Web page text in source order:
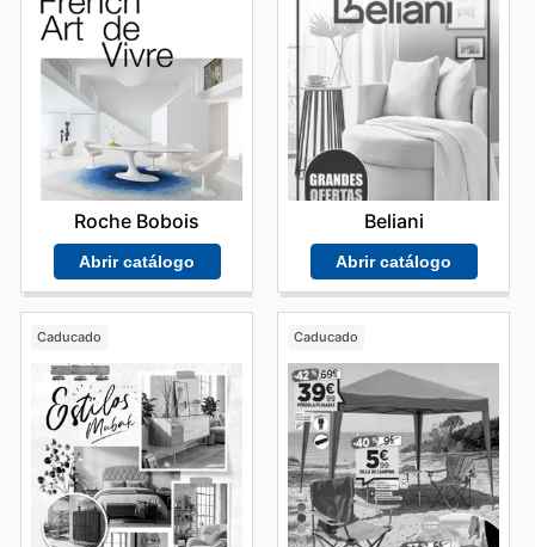
Roche Bobois
Abrir catálogo
Beliani
Abrir catálogo
Caducado Caducado